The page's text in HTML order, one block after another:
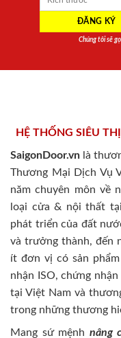
Chúng tôi sẽ
HỆ THỐNG SIÊU
SaigonDoor.vn là
Thương Mại Dịch Vụ
năm chuyên môn về
loại cửa & nội thất
phát triển của đất
và trưởng thành, đến
ít đơn vị có sản
nhận ISO, chứng
tại Việt Nam và
trong những thương
Mang sứ mệnh nâng